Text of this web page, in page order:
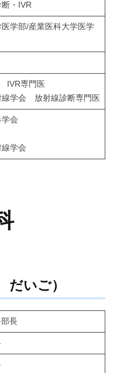
・IVR
学部/産業医科大学医学
IVR専門医
線学会 放射線診断専門医
学会
線学会
いご）
長